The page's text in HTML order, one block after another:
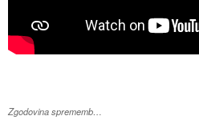
Zgodovina sprememb…